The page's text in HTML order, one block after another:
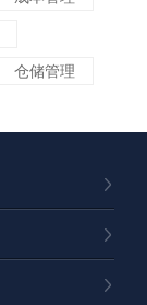
仓储管理